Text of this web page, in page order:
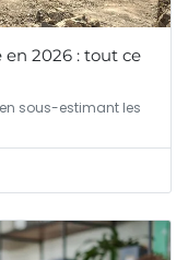
2026 : tout ce
sous-estimant les